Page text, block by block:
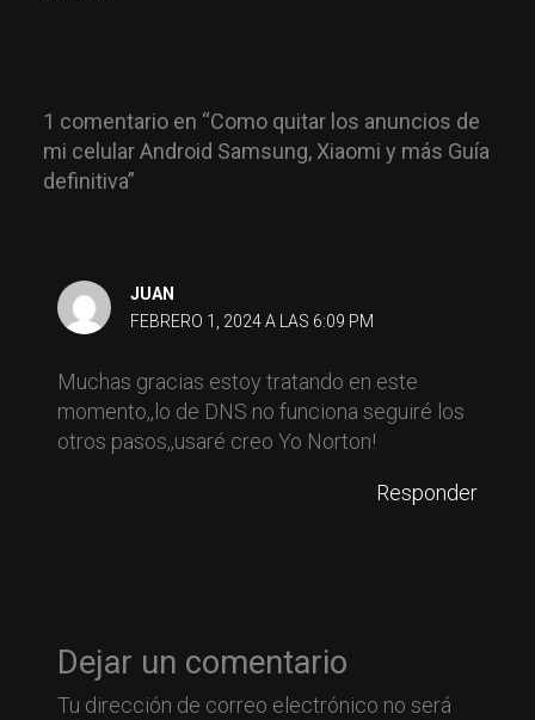
1 comentario en “Como quitar los anuncios de
mi celular Android Samsung, Xiaomi y más Guía
definitiva”
JUAN
FEBRERO 1, 2024 A LAS 6:09 PM
Muchas gracias estoy tratando en este
momento,,lo de DNS no funciona seguiré los
otros pasos,,usaré creo Yo Norton!
Responder
Dejar un comentario
Tu dirección de correo electrónico no será